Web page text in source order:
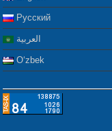
Русский
العربية
Oʻzbek